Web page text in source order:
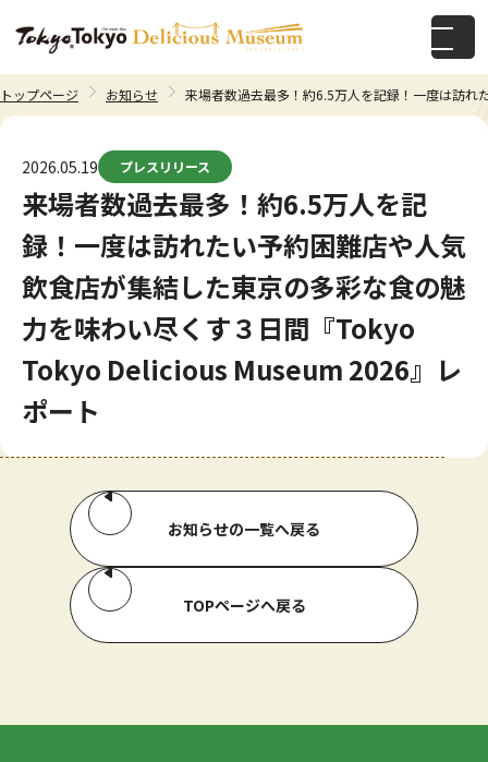
トップページ お知らせ 来場者数過去最多！約6.5万人を記録！一度は訪
来場者数過去最多！約6.5万人を記
録！一度は訪れたい予約困難店や人気
飲食店が集結した東京の多彩な食の魅
力を味わい尽くす３日間『Tokyo
Tokyo Delicious Museum 2026』レ
ポート
2026.05.19 プレスリリース
お知らせの一覧へ戻る
TOPページへ戻る